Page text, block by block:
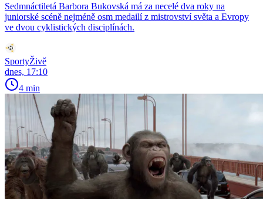
Sedmnáctiletá Barbora Bukovská má za necelé dva roky na
juniorské scéně nejméně osm medailí z mistrovství světa a Evropy
ve dvou cyklistických disciplínách.
SportyŽivě
dnes, 17:10
4 min